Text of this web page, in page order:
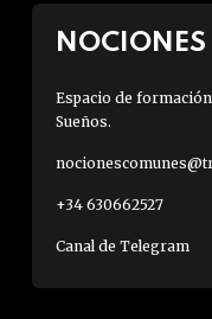
Espacio de
Sueños.
+34 630662527
Canal de Telegram